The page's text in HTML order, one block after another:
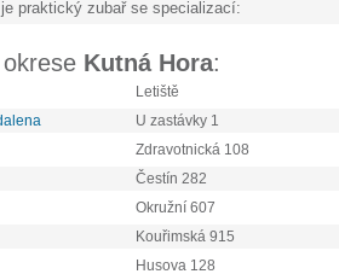
je praktický zubař se specializací:
Kutná Hora:
Letiště
U zastávky 1
Zdravotnická 108
Čestín 282
Okružní 607
Kouřimská 915
Husova 128